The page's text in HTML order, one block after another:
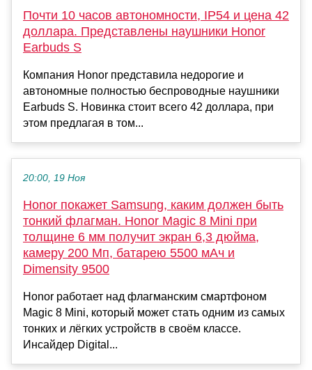
Почти 10 часов автономности, IP54 и цена 42
доллара. Представлены наушники Honor
Earbuds S
Компания Honor представила недорогие и
автономные полностью беспроводные наушники
Earbuds S. Новинка стоит всего 42 доллара, при
этом предлагая в том...
20:00, 19 Ноя
Honor покажет Samsung, каким должен быть
тонкий флагман. Honor Magic 8 Mini при
толщине 6 мм получит экран 6,3 дюйма,
камеру 200 Мп, батарею 5500 мАч и
Dimensity 9500
Honor работает над флагманским смартфоном
Magic 8 Mini, который может стать одним из самых
тонких и лёгких устройств в своём классе.
Инсайдер Digital...